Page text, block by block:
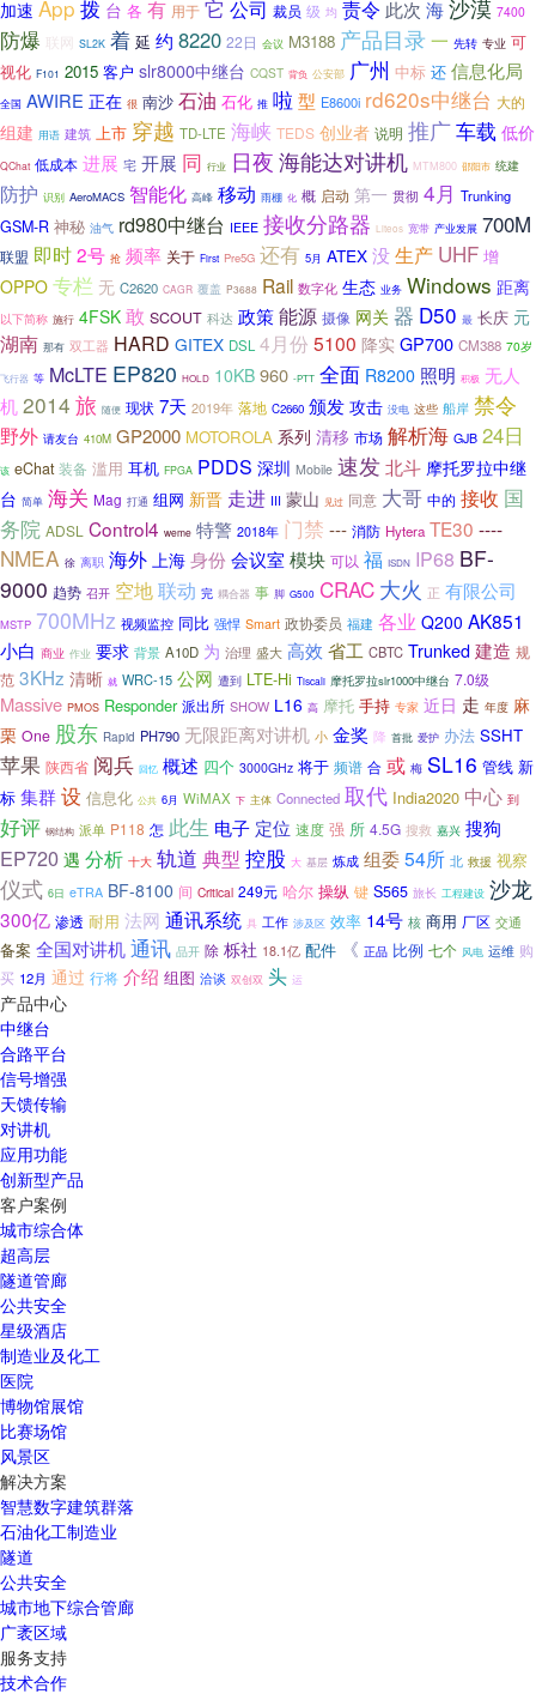
加速 App 拨 台 各 有 用于 它 公司 裁员 级 均 责令 此次 海沙漠 7400
防爆 联网 SL2K 着 延 约 8220 22日 会议 M3188 产品目录一 先转 专业 可
视化 F101 2015 客户 slr8000中继台 CQST 背负 公安部 广州 中标 还 信息化局
全国 AWIRE 正在 很 南沙 石油 石化 推 啦 型 E8600i rd620s中继台 大的
组建 用语 建筑 上市 穿越 TD-LTE 海峡 TEDS 创业者 说明 推广车载 低价
QChat 低成本 进展 宅 开展 同 行业 日夜 海能达对讲机 MTM800 邵阳市 统建
防护 识别 AeroMACS 智能化 高峰 移动 雨棚 化 概 启动 第一 贯彻 4月 Trunking
GSM-R 神秘 油气 rd980中继台 IEEE 接收分路器 Liteos 宽带 产业发展 700M
联盟 即时2号 抢 频率 关于 First Pre5G 还有 5月 ATEX 没生产 UHF 增
OPPO 专栏 无 C2620 CAGR 覆盖 P3688 Rail 数字化 生态 业务 Windows 距离
以下简称 施行 4FSK 敢 SCOUT 科达 政策能源 摄像 网关 器 D50 最 长庆 元
湖南 那有 双工器 HARD GITEX DSL 4月份 5100 降实 GP700 CM388 70岁
飞行器 等 McLTE EP820 HOLD 10KB 960 -PTT 全面 R8200 照明 积极 无人
机2014 旅 随便 现状 7天 2019年 落地 C2660 颁发 攻击 没电 这些 船岸 禁令
野外 请友台 410M GP2000 MOTOROLA 系列 清移 市场 解析海 GJB 24日
该 eChat 装备 滥用 耳机 FPGA PDDS 深圳 Mobile 速发北斗 摩托罗拉中继
台 简单 海关 Mag 打通 组网 新晋 走进 III 蒙山 见过 同意 大哥 中的 接收 国
务院 ADSL Control4 weme 特警 2018年 门禁 --- 消防 Hytera TE30 ----
NMEA 徐 离职 海外 上海 身份会议室 模块 可以 福 ISDN IP68 BF-
9000 趋势 召开 空地联动 完 耦合器 事 脚 G500 CRAC 大火 正 有限公司
MSTP 700MHz 视频监控 同比 强悍 Smart 政协委员 福建 各业 Q200 AK851
小白 商业 作业 要求 背景 A10D 为 治理 盛大 高效 省工 CBTC Trunked 建造 规
范 3KHz 清晰 就 WRC-15 公网 遭到 LTE-Hi Tiscali 摩托罗拉slr1000中继台 7.0级
Massive PMOS Responder 派出所 SHOW L16 高 摩托 手持 专家 近日 走 年度 麻
栗 One 股东 Rapid PH790 无限距离对讲机 小 金奖 降 首批 爱护 办法 SSHT
苹果 陕西省 阅兵 回忆 概述 四个 3000GHz 将于 频谱 合 或 梅 SL16 管线 新
标 集群设 信息化 公共 6月 WiMAX 下 主体 Connected 取代 India2020 中心 到
好评 钢结构 派单 P118 怎 此生 电子 定位 速度 强 所 4.5G 搜救 嘉兴 搜狗
EP720 遇 分析 十大 轨道 典型 控股 大 基层 炼成 组委54所 北 救援 视察
仪式 6日 eTRA BF-8100 间 Critical 249元 哈尔 操纵 键 S565 旅长 工程建设 沙龙
300亿 渗透 耐用 法网 通讯系统 具 工作 涉及区 效率 14号 核 商用 厂区 交通
备案 全国对讲机通讯 品开 除 栎社 18.1亿 配件 《 正品 比例 七个 风电 运维 购
买 12月 通过 行将 介绍 组图 洽谈 双创双 头 运
产品中心
中继台
合路平台
信号增强
天馈传输
对讲机
应用功能
创新型产品
客户案例
城市综合体
超高层
隧道管廊
公共安全
星级酒店
制造业及化工
医院
博物馆展馆
比赛场馆
风景区
解决方案
智慧数字建筑群落
石油化工制造业
隧道
公共安全
城市地下综合管廊
广袤区域
服务支持
技术合作